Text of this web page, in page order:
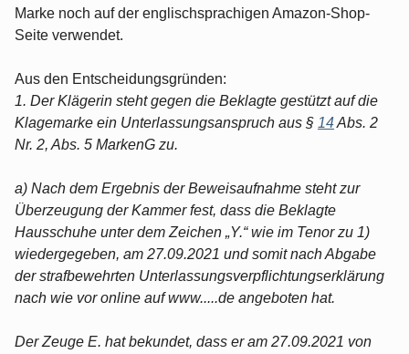
Marke noch auf der englischsprachigen Amazon-Shop-
Seite verwendet.
Aus den Entscheidungsgründen:
1. Der Klägerin steht gegen die Beklagte gestützt auf die
Klagemarke ein Unterlassungsanspruch aus § 14Abs. 2
Nr. 2, Abs. 5 MarkenG zu.
a) Nach dem Ergebnis der Beweisaufnahme steht zur
Überzeugung der Kammer fest, dass die Beklagte
Hausschuhe unter dem Zeichen „Y.“ wie im Tenor zu 1)
wiedergegeben, am 27.09.2021 und somit nach Abgabe
der strafbewehrten Unterlassungsverpflichtungserklärung
nach wie vor online auf www.....de angeboten hat.
Der Zeuge E. hat bekundet, dass er am 27.09.2021 von